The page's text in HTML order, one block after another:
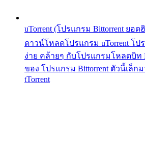
uTorrent (โปรแกรม Bittorrent ยอ
ดาวน์โหลดโปรแกรม uTorrent โป
ง่าย คล้ายๆ กับโปรแกรมโหลดบิท
ของ โปรแกรม Bittorrent ตัวนี้เล็ก
tTorrent